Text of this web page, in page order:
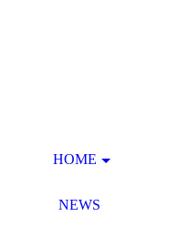
HOME
NEWS